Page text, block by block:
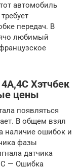
автомобиль
передач. В
любимый
Хэтчбек
цены
появляться
В общем взял
наличие ошибок и
фазы
датчика
С — Ошибка